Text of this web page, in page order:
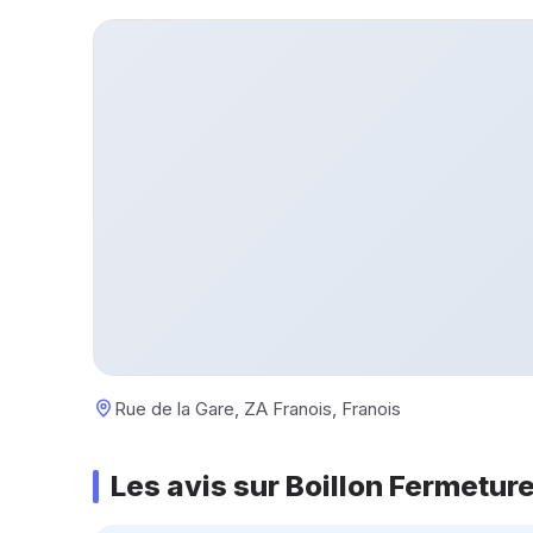
Rue de la Gare, ZA Franois, Franois
Les avis sur Boillon